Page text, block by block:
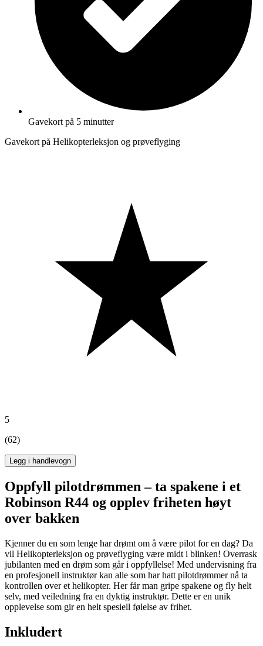
Gavekort på 5 minutter
Gavekort på Helikopterleksjon og prøveflyging
5
(62)
Legg i handlevogn
Oppfyll pilotdrømmen – ta spakene i et
Robinson R44 og opplev friheten høyt
over bakken
Kjenner du en som lenge har drømt om å være pilot for en dag? Da
vil Helikopterleksjon og prøveflyging være midt i blinken! Overrask
jubilanten med en drøm som går i oppfyllelse! Med undervisning fra
en profesjonell instruktør kan alle som har hatt pilotdrømmer nå ta
kontrollen over et helikopter. Her får man gripe spakene og fly helt
selv, med veiledning fra en dyktig instruktør. Dette er en unik
opplevelse som gir en helt spesiell følelse av frihet.
Inkludert